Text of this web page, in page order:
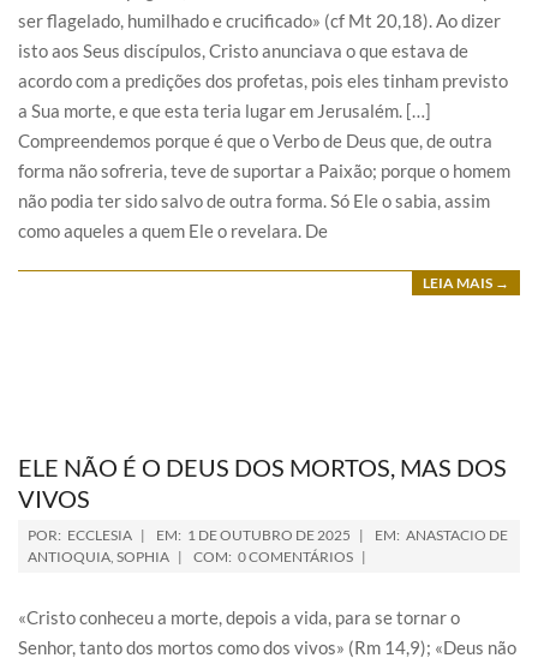
ser flagelado, humilhado e crucificado» (cf Mt 20,18). Ao dizer
isto aos Seus discípulos, Cristo anunciava o que estava de
acordo com a predições dos profetas, pois eles tinham previsto
a Sua morte, e que esta teria lugar em Jerusalém. […]
Compreendemos porque é que o Verbo de Deus que, de outra
forma não sofreria, teve de suportar a Paixão; porque o homem
não podia ter sido salvo de outra forma. Só Ele o sabia, assim
como aqueles a quem Ele o revelara. De
LEIA MAIS →
ELE NÃO É O DEUS DOS MORTOS, MAS DOS
VIVOS
POR: ECCLESIA EM: 1 DE OUTUBRO DE 2025 EM: ANASTACIO DE
ANTIOQUIA, SOPHIA COM: 0 COMENTÁRIOS
«Cristo conheceu a morte, depois a vida, para se tornar o
Senhor, tanto dos mortos como dos vivos» (Rm 14,9); «Deus não